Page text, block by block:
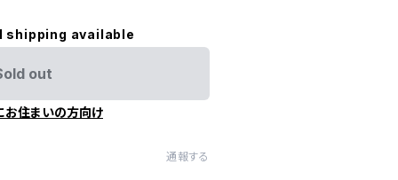
shipping available
out
お住まいの方向け
通報する